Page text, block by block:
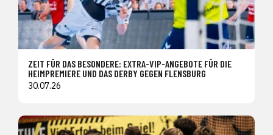
ZEIT FÜR DAS BESONDERE: EXTRA-VIP-ANGEBOTE FÜR DIE
HEIMPREMIERE UND DAS DERBY GEGEN FLENSBURG
30.07.26